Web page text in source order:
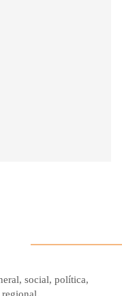
social, política,